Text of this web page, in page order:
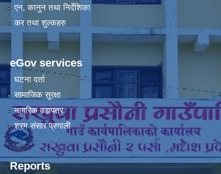
एन, कानुन तथा निर्देशिका
कर तथा शुल्कहरु
eGov services
घटना दर्ता
सामाजिक सुरक्षा
नागरिक वडापत्र
श्रम संसार प्रणाली
Reports